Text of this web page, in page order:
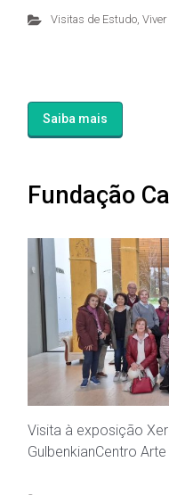
Visitas de Estudo, Viver
Saiba mais
Fundação
Visita à exposição
GulbenkianCentro Arte